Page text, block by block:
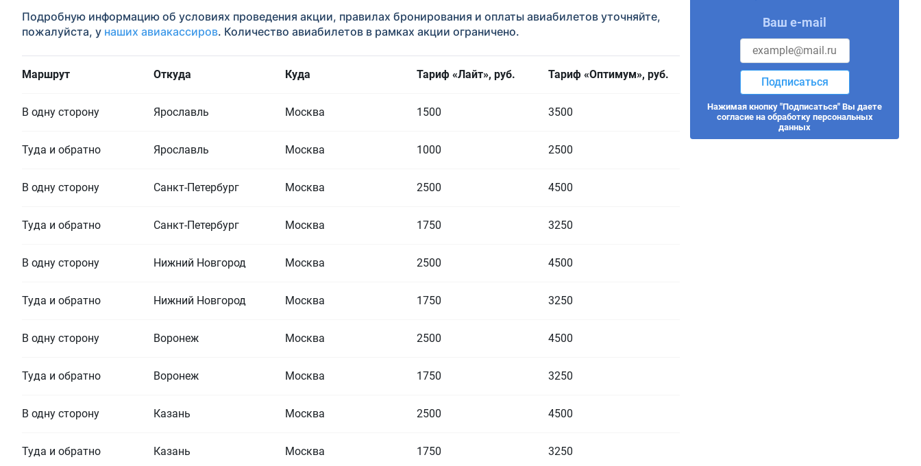
Подробную информацию об условиях проведения акции, правилах бронирования и оплаты авиабилетов уточняйте,
пожалуйста, у наших авиакассиров. Количество авиабилетов в рамках акции ограничено.
Маршрут Откуда Куда Тариф «Лайт», руб. Тариф «Оптимум», руб.
В одну сторону Ярославль Москва 1500 3500
Туда и обратно Ярославль Москва 1000 2500
В одну сторону Санкт-Петербург Москва 2500 4500
Туда и обратно Санкт-Петербург Москва 1750 3250
В одну сторону Нижний Новгород Москва 2500 4500
Туда и обратно Нижний Новгород Москва 1750 3250
В одну сторону Воронеж Москва 2500 4500
Туда и обратно Воронеж Москва 1750 3250
В одну сторону Казань Москва 2500 4500
Туда и обратно Казань Москва 1750 3250
Ваш e-mail
Подписаться
Нажимая кнопку "Подписаться" Вы даете
согласие на обработку персональных
данных